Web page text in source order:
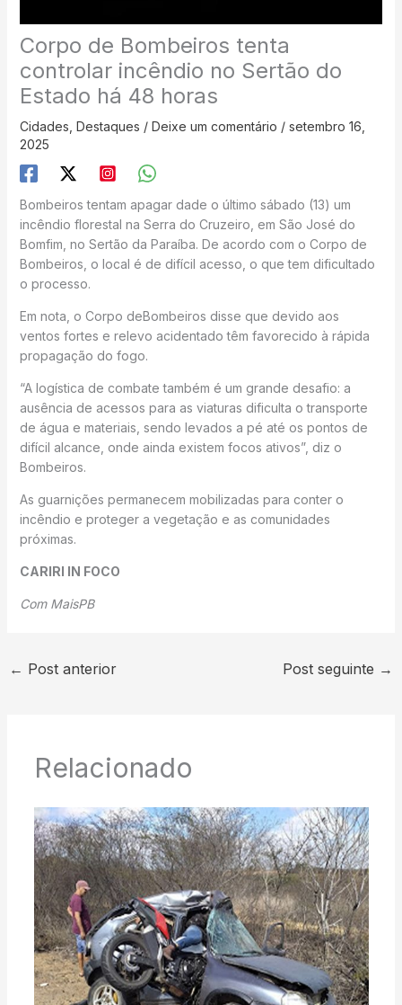
Corpo de Bombeiros tenta
controlar incêndio no Sertão do
Estado há 48 horas
Cidades Destaques / Deixe um comentário / setembro 16,
2025
Bombeiros tentam apagar dade o último sábado (13) um
incêndio florestal na Serra do Cruzeiro, em São José do
Bomfim, no Sertão da Paraíba. De acordo com o Corpo de
Bombeiros, o local é de difícil acesso, o que tem dificultado
o processo.
Em nota, o Corpo deBombeiros disse que devido aos
ventos fortes e relevo acidentado têm favorecido à rápida
propagação do fogo.
“A logística de combate também é um grande desafio: a
ausência de acessos para as viaturas dificulta o transporte
de água e materiais, sendo levados a pé até os pontos de
difícil alcance, onde ainda existem focos ativos”, diz o
Bombeiros.
As guarnições permanecem mobilizadas para conter o
incêndio e proteger a vegetação e as comunidades
próximas.
CARIRI IN FOCO
Com MaisPB
← Post anterior Post seguinte →
Relacionado